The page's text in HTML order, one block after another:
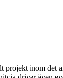
projekt inom det